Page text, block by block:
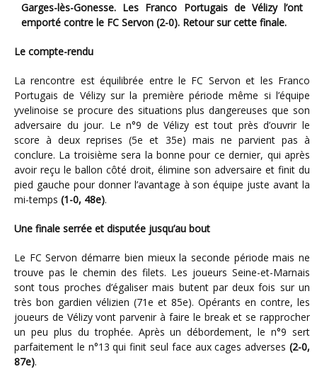
Garges-lès-Gonesse. Les Franco Portugais de Vélizy l’ont
emporté contre le FC Servon (2-0). Retour sur cette finale.
Le compte-rendu
La rencontre est équilibrée entre le FC Servon et les Franco
Portugais de Vélizy sur la première période même si l’équipe
yvelinoise se procure des situations plus dangereuses que son
adversaire du jour. Le n°9 de Vélizy est tout près d’ouvrir le
score à deux reprises (5e et 35e) mais ne parvient pas à
conclure. La troisième sera la bonne pour ce dernier, qui après
avoir reçu le ballon côté droit, élimine son adversaire et finit du
pied gauche pour donner l’avantage à son équipe juste avant la
mi-temps (1-0, 48e).
Une finale serrée et disputée jusqu’au bout
Le FC Servon démarre bien mieux la seconde période mais ne
trouve pas le chemin des filets. Les joueurs Seine-et-Marnais
sont tous proches d’égaliser mais butent par deux fois sur un
très bon gardien vélizien (71e et 85e). Opérants en contre, les
joueurs de Vélizy vont parvenir à faire le break et se rapprocher
un peu plus du trophée. Après un débordement, le n°9 sert
parfaitement le n°13 qui finit seul face aux cages adverses (2-0,
87e).